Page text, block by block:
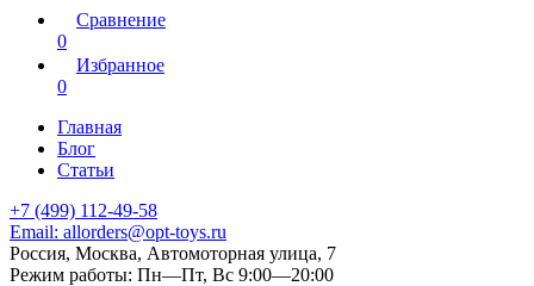
Сравнение
0
Избранное
0
Главная
Блог
Статьи
+7 (499) 112-49-58
Email: allorders@opt-toys.ru
Россия, Москва, Автомоторная улица, 7
Режим работы: Пн—Пт, Вс 9:00—20:00